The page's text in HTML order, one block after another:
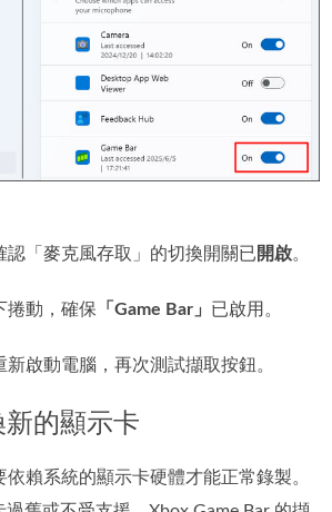
認「麥克風存取」的切換開關已開啟。
捲動，確保 「Game Bar」 已啟用。
新啟動電腦，再次測試擷取按鈕。
的顯示卡
依賴系統的顯示卡硬體才能正常錄製。